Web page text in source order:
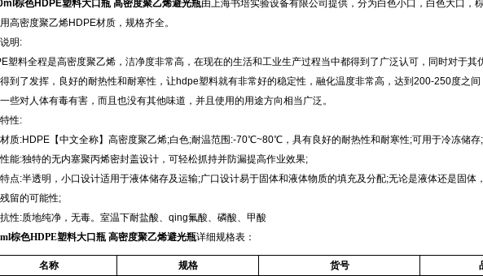
棕色HDPE塑料大口瓶 高密度聚乙烯避光瓶由上海书培实验设备有限公司提供，分为白色小口，白色大口，
高密度聚乙烯HDPE材质，规格齐全。
明:
塑料全程是高密度聚乙烯，洁净度非常高，在现在的生活和工业生产过程当中都得到了广泛认可，同时对于其
到了发挥，良好的耐热性和耐寒性，让hdpe塑料就有非常好的稳定性，融化温度非常高，达到200-250度之
些对人体有毒有害，而且也没有其他味道，并且使用的用途方向相当广泛。
性:
质:HDPE【中文全称】高密度聚乙烯;白色;耐温范围:-70℃~80℃，具有良好的耐热性和耐寒性;可用于冷冻储存;
能:独特的无内塞聚丙烯密封盖设计，可轻松抓持并防漏提高作业效果;
点:半透明，小口设计适用于液体储存及运输;广口设计易于固体和液体物质的填充及分配;无论是液体还是固体
留的可能性;
性:质地纯净，无毒。室温下耐盐酸、qing氟酸、磷酸、甲酸
棕色HDPE塑料大口瓶 高密度聚乙烯避光瓶详细规格表：
名称 规格 货号